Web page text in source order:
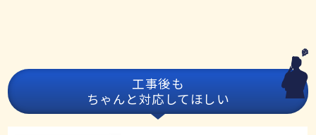
工事後も
ちゃんと対応してほしい
最長15年保証、保証期間は定期的に